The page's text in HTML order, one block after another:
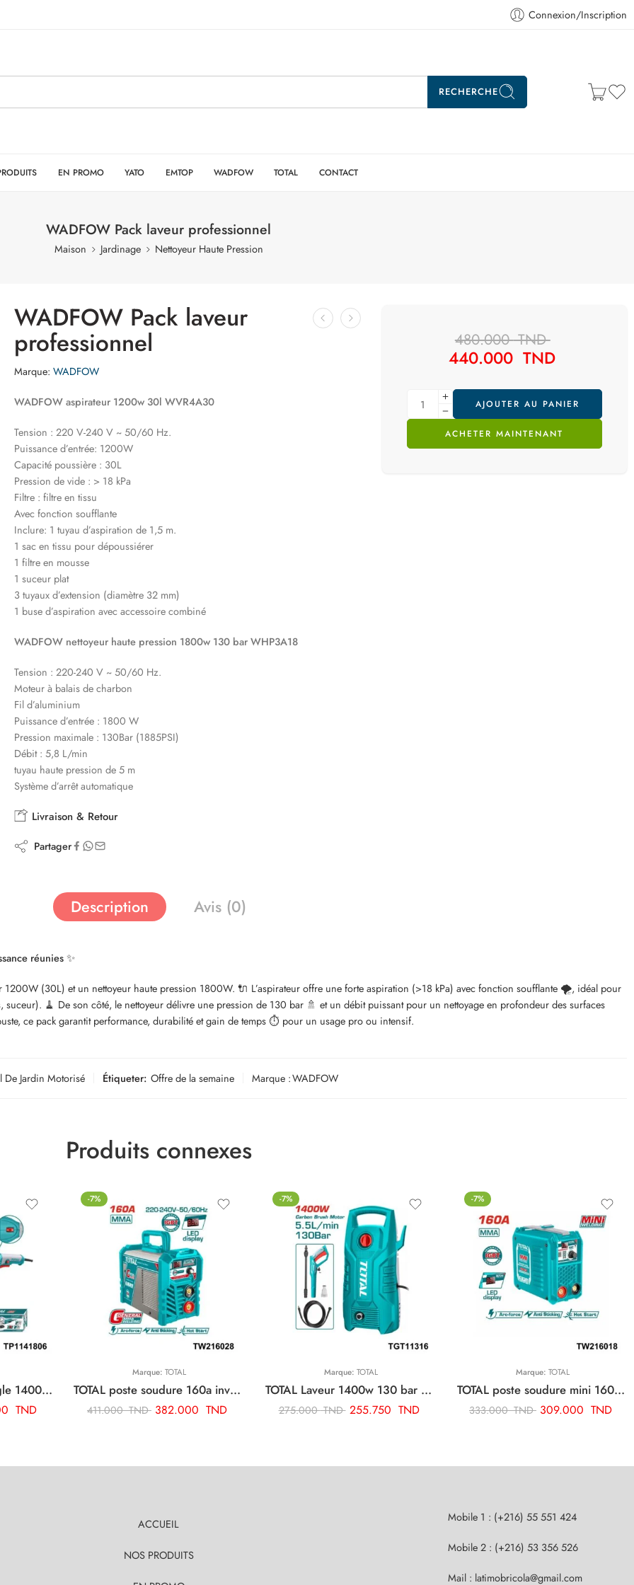
Connexion/Inscription
RECHERCHE
EN PROMO YATO EMTOP WADFOW TOTAL CONTACT
WADFOW Pack laveur professionnel
Maison Jardinage Nettoyeur Haute Pression
WADFOW Pack laveur
professionnel
Marque: WADFOW
WADFOW aspirateur 1200w 30l WVR4A30
Tension : 220 V-240 V ~ 50/60 Hz.
Puissance d’entrée: 1200W
Capacité poussière : 30L
Pression de vide : > 18 kPa
Filtre : filtre en tissu
Avec fonction soufflante
Inclure: 1 tuyau d’aspiration de 1,5 m.
1 sac en tissu pour dépoussiérer
1 filtre en mousse
1 suceur plat
3 tuyaux d’extension (diamètre 32 mm)
1 buse d’aspiration avec accessoire combiné
WADFOW nettoyeur haute pression 1800w 130 bar WHP3A18
Tension : 220-240 V ~ 50/60 Hz.
Moteur à balais de charbon
Fil d’aluminium
Puissance d’entrée : 1800 W
Pression maximale : 130Bar (1885PSI)
Débit : 5,8 L/min
tuyau haute pression de 5 m
Système d’arrêt automatique
Livraison & Retour
Partager
480.000TND
440.000 TND
AJOUTER AU PANIER
ACHETER MAINTENANT
Description Avis (0)
réunies✨
(30L) et un nettoyeur haute pression 1800W. 🔌 L’aspirateur offre une forte aspiration (>18 kPa) avec fonction soufflante 🌪️, idéal pour
suceur). 🧹 De son côté, le nettoyeur délivre une pression de 130 bar 🚿 et un débit puissant pour un nettoyage en profondeur des surfaces
ce pack garantit performance, durabilité et gain de temps ⏱️ pour un usage pro ou intensif.
De Jardin Motorisé Étiqueter: Offre de la semaine Marque :WADFOW
Produits connexes
TOTAL polisseuse d’angle 1400w TP1141806
TND
-7%
Marque: TOTAL
TOTAL poste soudure 160a inverter TW216028
411.000TND 382.000 TND
-7%
Marque: TOTAL
TOTAL Laveur 1400w 130 bar TGT11316
275.000TND 255.750 TND
-7%
Marque: TOTAL
TOTAL poste soudure mini 160a TW216018
333.000TND 309.000 TND
ACCUEIL
NOS PRODUITS
Mobile 1 : (+216) 55 551 424
Mobile 2 : (+216) 53 356 526
Mail : latimobricola@gmail.com